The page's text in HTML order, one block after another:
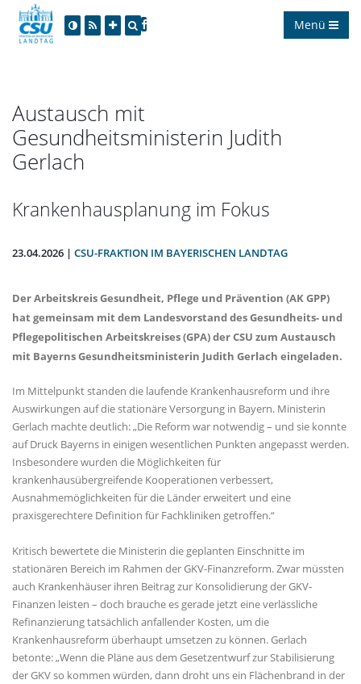
Menü
Austausch mit
Gesundheitsministerin Judith
Gerlach
Krankenhausplanung im Fokus
23.04.2026 | CSU-FRAKTION IM BAYERISCHEN LANDTAG
Der Arbeitskreis Gesundheit, Pflege und Prävention (AK GPP)
hat gemeinsam mit dem Landesvorstand des Gesundheits- und
Pflegepolitischen Arbeitskreises (GPA) der CSU zum Austausch
mit Bayerns Gesundheitsministerin Judith Gerlach eingeladen.
Im Mittelpunkt standen die laufende Krankenhausreform und ihre
Auswirkungen auf die stationäre Versorgung in Bayern. Ministerin
Gerlach machte deutlich: „Die Reform war notwendig – und sie konnte
auf Druck Bayerns in einigen wesentlichen Punkten angepasst werden.
Insbesondere wurden die Möglichkeiten für
krankenhausübergreifende Kooperationen verbessert,
Ausnahmemöglichkeiten für die Länder erweitert und eine
praxisgerechtere Definition für Fachkliniken getroffen.“
Kritisch bewertete die Ministerin die geplanten Einschnitte im
stationären Bereich im Rahmen der GKV-Finanzreform. Zwar müssten
auch Krankenhäuser ihren Beitrag zur Konsolidierung der GKV-
Finanzen leisten – doch brauche es gerade jetzt eine verlässliche
Refinanzierung tatsächlich anfallender Kosten, um die
Krankenhausreform überhaupt umsetzen zu können. Gerlach
betonte: „Wenn die Pläne aus dem Gesetzentwurf zur Stabilisierung
der GKV so kommen würden, dann droht uns ein Flächenbrand in der